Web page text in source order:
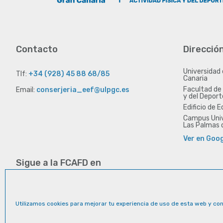
Utilizamos cookies para mejorar tu experiencia de uso de esta web y
Contacto
Tlf: +34 (928) 45 88 68/85
Email: conserjeria_eef@ulpgc.es
Universidad
Canaria
Facultad
y del
Edificio de
Campus
Las Palmas
Ver en
Sigue a la FCAFD en